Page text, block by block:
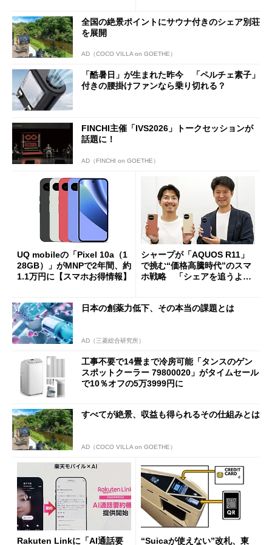
全国の絶景ポイントにサウナ付きのシェア別荘
を展開
AD（COCO VILLA on GOETHE）
「酷暑日」が生まれた昨今 「ペルチェ素子」
付きの腰掛けファンなら乗り切れる？
FINCHI主催「IVS2026」トークセッションが
話題に！
AD（FINCHI on GOETHE）
UQ mobileの「Pixel 10a（1
28GB）」がMNPで2年間、約
1.1万円に【スマホお得情報】
シャープが「AQUOS R11」
で挑む“価格高騰時代”のスマ
ホ戦略 「シェアを追うより
日本の創薬力低下、その本当の課題とは
AD（三菱総合研究所）
工事不要で14畳まで冷房可能「タンスのゲン
スポットクーラー 79800020」がタイムセール
で10％オフの5万3999円に
すべてが絶景、収益も得られるその仕組みとは
AD（COCO VILLA on GOETHE）
Rakuten Linkに「AI通話要 “Suicaが使えない”改札、東